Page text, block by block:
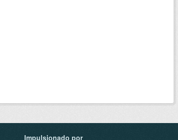
Impulsionado por